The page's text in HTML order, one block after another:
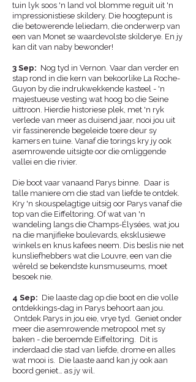
tuin lyk soos 'n land vol blomme reguit uit 'n
impressionistiese skildery. Die hoogtepunt is
die betowerende leliedam, die onderwerp van
een van Monet se waardevolste skilderye. En jy
kan dit van naby bewonder!
3 Sep: Nog tyd in Vernon. Vaar dan verder en
stap rond in die kern van bekoorlike La Roche-
Guyon by die indrukwekkende kasteel - 'n
majestueuse vesting wat hoog bo die Seine
uittroon. Hierdie historiese plek, met 'n ryk
verlede van meer as duisend jaar, nooi jou uit
vir fassinerende begeleide toere deur sy
kamers en tuine. Vanaf die torings kry jy ook
asemrowende uitsigte oor die omliggende
vallei en die rivier.
Die boot vaar vanaand Parys binne. Daar is
talle maniere om die stad van liefde te ontdek.
Kry 'n skouspelagtige uitsig oor Parys vanaf die
top van die Eiffeltoring. Of wat van 'n
wandeling langs die Champs-Élysées, wat jou
na die manjifieke boulevards, eksklusiewe
winkels en knus kafees neem. Dis beslis nie net
kunsliefhebbers wat die Louvre, een van die
wêreld se bekendste kunsmuseums, moet
besoek nie.
4 Sep: Die laaste dag op die boot en die volle
ontdekkings-dag in Parys behoort aan jou.
Ontdek Parys in jou eie, vrye tyd. Geniet onder
meer die asemrowende metropool met sy
baken - die beroemde Eiffeltoring. Dit is
inderdaad die stad van liefde, drome en alles
wat mooi is. Die laaste aand kan jy ook aan
boord geniet… as jy wil.